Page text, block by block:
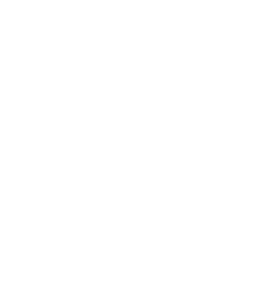
ainsi que pour d’autres
Il existe plus de 500
solitaires.
préférablement visitées
d'autres par des